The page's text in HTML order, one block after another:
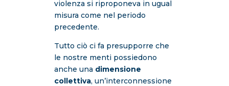
violenza si riproponeva in ugual
misura come nel periodo
precedente.
Tutto ciò ci fa presupporre che
le nostre menti possiedono
anche una dimensione
collettiva, un’interconnessione